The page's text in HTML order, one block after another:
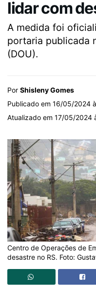
lidar com
A medida foi
portaria publicada
(DOU).
Por Shisleny Gomes
Publicado em 16/05/2024
Atualizado em 17/05/2024
Centro de Operações de
desastre no RS. Foto: